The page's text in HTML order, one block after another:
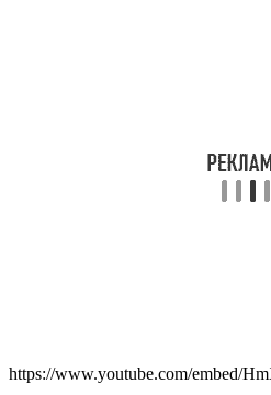
https://www.youtube.com/embed/